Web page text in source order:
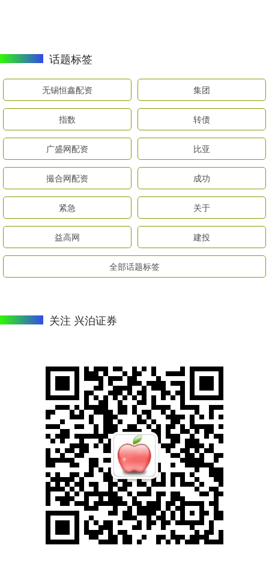
话题标签
无锡恒鑫配资 集团
指数 转债
广盛网配资 比亚
撮合网配资 成功
紧急 关于
益高网 建投
全部话题标签
关注 兴泊证券